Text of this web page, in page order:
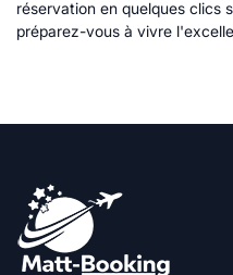
réservation en quelques clics
préparez-vous à vivre